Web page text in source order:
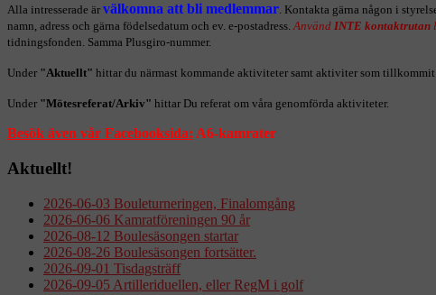
Alla intresserade är välkomna att bli medlemmar. Kontakta gärna någon i
namn, adress och gärna födelsedatum och ev. e-postadress.Använd INTE kontaktrutan
tidningsfonden. Samma Plusgiro-nummer.
Under "Aktuellt" hittar du närmast kommande aktiviteter samt aktiviter som tillkommit
Under "Mötesreferat/Arkiv" hittar Du referat om våra genomförda aktiviteter.
Besök även vår Facebooksida: A6-kamrater
Aktuellt!
2026-06-03 Bouleturneringen, Finalomgång
2026-06-06 Kamratföreningen 90 år
2026-08-12 Boulesäsongen startar
2026-08-26 Boulesäsongen fortsätter.
2026-09-01 Tisdagsträff
2026-09-05 Artilleriduellen, eller RegM i golf